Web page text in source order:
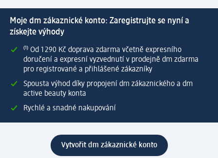
Moje dm zákaznické konto: Zaregistrujte se nyní a
získejte výhody
⁽¹⁾ Od 1 290 Kč doprava zdarma včetně expresního
doručení a expresní vyzvednutí v prodejně dm zdarma
pro registrované a přihlášené zákazníky
Spousta výhod díky propojení dm zákaznického a dm
active beauty konta
Rychlé a snadné nakupování
Vytvořit dm zákaznické konto